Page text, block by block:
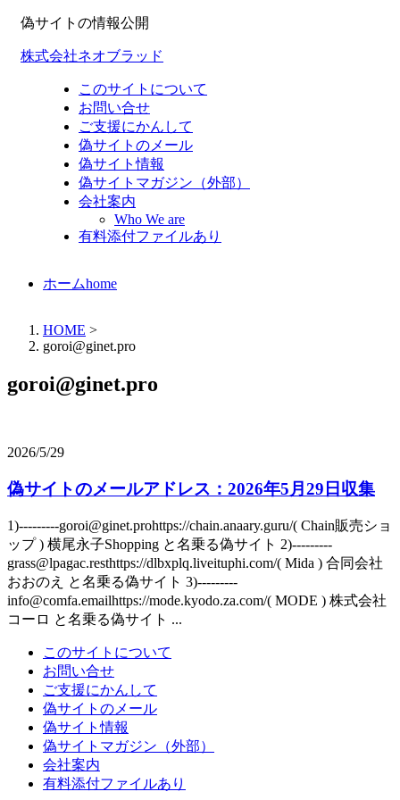
偽サイトの情報公開
株式会社ネオブラッド
このサイトについて
お問い合せ
ご支援にかんして
偽サイトのメール
偽サイト情報
偽サイトマガジン（外部）
会社案内
Who We are
有料添付ファイルあり
ホームhome
HOME >
goroi@ginet.pro
goroi@ginet.pro
2026/5/29
偽サイトのメールアドレス：2026年5月29日収集
1)---------goroi@ginet.prohttps://chain.anaary.guru/( Chain販売ショ
ップ ) 横尾永子Shopping と名乗る偽サイト 2)---------
grass@lpagac.resthttps://dlbxplq.liveituphi.com/( Mida ) 合同会社
おおのえ と名乗る偽サイト 3)---------
info@comfa.emailhttps://mode.kyodo.za.com/( MODE ) 株式会社
コーロ と名乗る偽サイト ...
このサイトについて
お問い合せ
ご支援にかんして
偽サイトのメール
偽サイト情報
偽サイトマガジン（外部）
会社案内
有料添付ファイルあり